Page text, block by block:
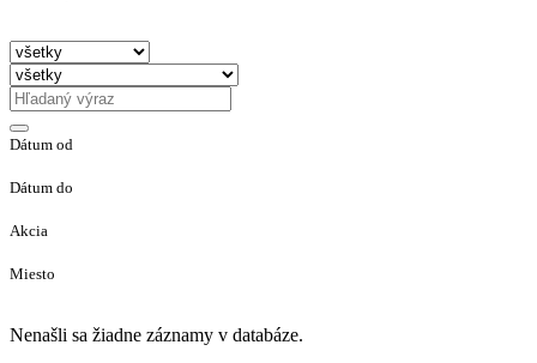
Dátum od
Dátum do
Akcia
Miesto
Nenašli sa žiadne záznamy v databáze.